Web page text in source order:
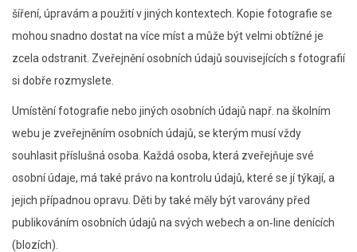
šíření, úpravám a použití v jiných kontextech. Kopie fotografie se
mohou snadno dostat na více míst a může být velmi obtížné je
zcela odstranit. Zveřejnění osobních údajů souvisejících s fotografií
si dobře rozmyslete.
Umístění fotografie nebo jiných osobních údajů např. na školním
webu je zveřejněním osobních údajů, se kterým musí vždy
souhlasit příslušná osoba. Každá osoba, která zveřejňuje své
osobní údaje, má také právo na kontrolu údajů, které se jí týkají, a
jejich případnou opravu. Děti by také měly být varovány před
publikováním osobních údajů na svých webech a on‑line denících
(blozích).